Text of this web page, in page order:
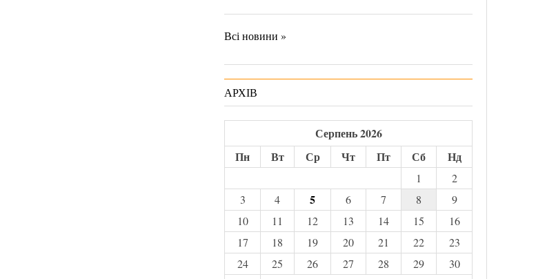
Всі новини »
АРХІВ
Серпень 2026
Пн
Вт Ср Чт Пт Сб Нд
1
2
3
4 5 6 7 8
9
10
11 12 13 14 15
16
17
18 19 20 21 22
23
24
25 26 27 28 29
30